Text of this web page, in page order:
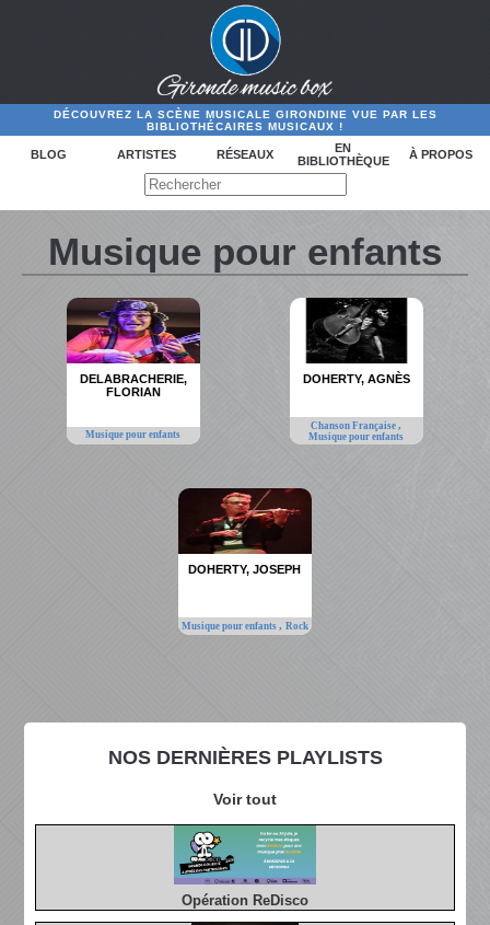
DÉCOUVREZ LA SCÈNE MUSICALE GIRONDINE VUE PAR LES
BIBLIOTHÉCAIRES MUSICAUX !
BLOG ARTISTES RÉSEAUX
EN
BIBLIOTHÈQUE
À PROPOS
NOS DERNIÈRES PLAYLISTS
Voir tout
Opération ReDisco
Musique pour enfants
DELABRACHERIE,
FLORIAN
Musique pour enfants
DOHERTY, AGNÈS
Chanson Française,
Musique pour enfants
DOHERTY, JOSEPH
Musique pour enfants , Rock